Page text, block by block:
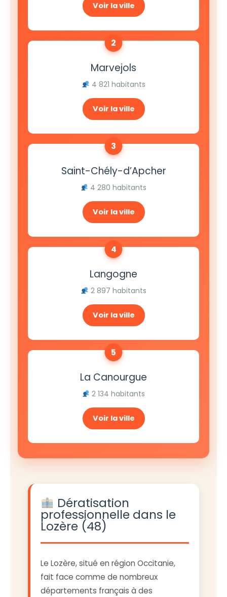
Voir la ville
2
Marvejols
4 821 habitants
Voir la ville
3
Saint-Chély-d’Apcher
4 280 habitants
Voir la ville
4
Langogne
2 897 habitants
Voir la ville
5
La Canourgue
2 134 habitants
Voir la ville
Dératisation
professionnelle dans le
Lozère (48)
Le Lozère, situé en région Occitanie,
fait face comme de nombreux
départements français à des